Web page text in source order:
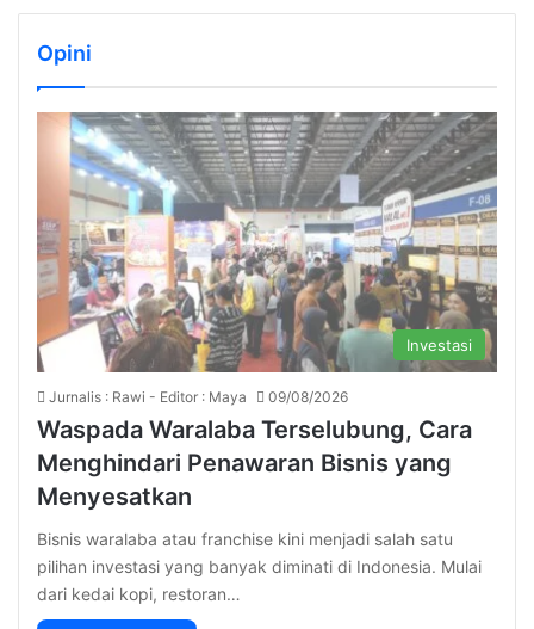
Opini
Investasi
Jurnalis : Rawi - Editor : Maya 09/08/2026
Waspada Waralaba Terselubung, Cara
Menghindari Penawaran Bisnis yang
Menyesatkan
Bisnis waralaba atau franchise kini menjadi salah satu
pilihan investasi yang banyak diminati di Indonesia. Mulai
dari kedai kopi, restoran…